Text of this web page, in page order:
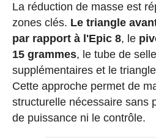
La réduction de masse est
zones clés. Le triangle
par rapport à l'Epic 8, le
15 grammes, le tube de
supplémentaires et le
Cette approche permet de
structurelle nécessaire sans
de puissance ni le contrôle.